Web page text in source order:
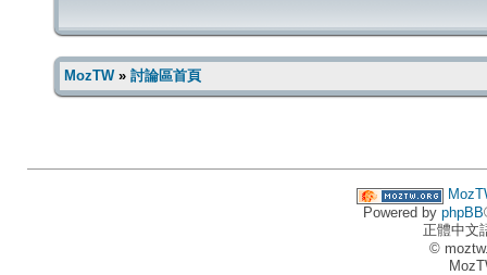
MozTW» 討論區首頁
Powered by phpBB
正體中文
©